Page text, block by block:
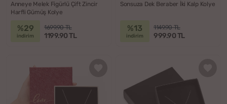
Anneye Melek Figürlü Çift Zincir
Harfli Gümüş Kolye
%29
indirim
1699.90 TL
1199.90 TL
Sonsuza Dek Beraber İki Kalp Kolye
%13
indirim
1149.90 TL
999.90 TL